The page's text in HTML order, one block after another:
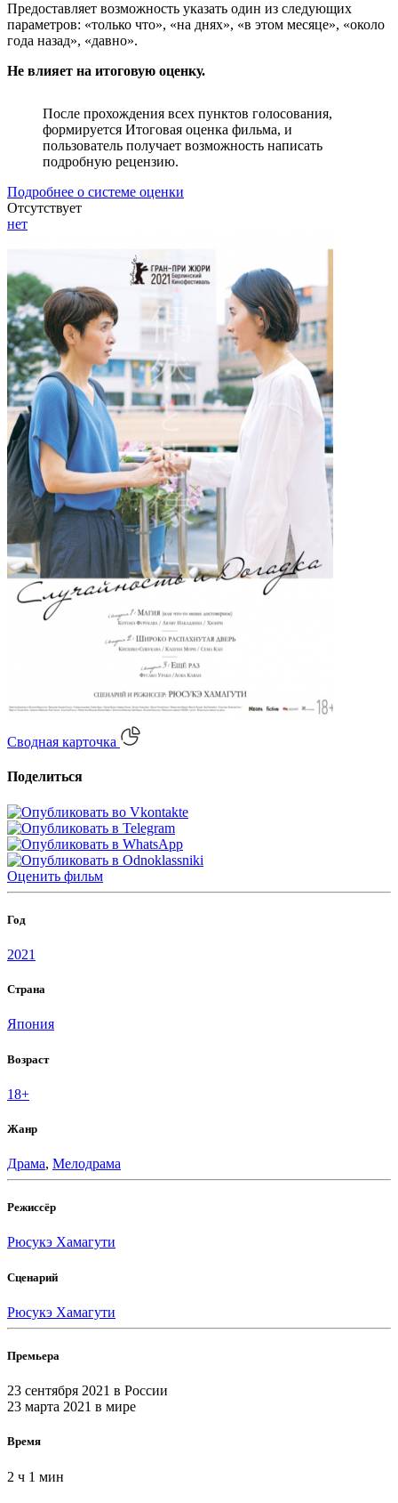
Предоставляет возможность указать один из следующих
параметров: «только что», «на днях», «в этом месяце», «около
года назад», «давно».
Не влияет на итоговую оценку.
После прохождения всех пунктов голосования,
формируется Итоговая оценка фильма, и
пользователь получает возможность написать
подробную рецензию.
Подробнее о системе оценки
Отсутствует
нет
Сводная карточка
Поделиться
Оценить фильм
Год
2021
Страна
Япония
Возраст
18+
Жанр
Драма, Мелодрама
Режиссёр
Рюсукэ Хамагути
Сценарий
Рюсукэ Хамагути
Премьера
23 сентября 2021 в России
23 марта 2021 в мире
Время
2 ч 1 мин